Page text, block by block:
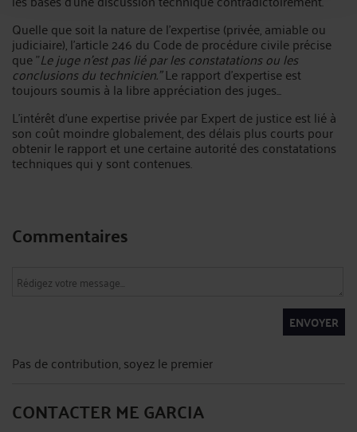
Quelle que soit la nature de l'expertise (privée, amiable ou
judiciaire), l'article 246 du Code de procédure civile précise
que "Le juge n'est pas lié par les constatations ou les
conclusions du technicien."Le rapport d'expertise est
toujours soumis à la libre appréciation des juges...
L’intérêt d’une expertise privée par Expert de justice est lié à
son coût moindre globalement, des délais plus courts pour
obtenir le rapport et une certaine autorité des constatations
techniques qui y sont contenues.
Commentaires
ENVOYER
Pas de contribution, soyez le premier
CONTACTER ME GARCIA